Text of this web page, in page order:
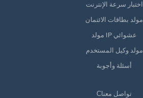
اختبار سرعة الإنترنت
مولد بطاقات الائتمان
مولد IP عشوائي
مولد وكيل المستخدم
أسئلة وأجوبة
Сتواصل معنا